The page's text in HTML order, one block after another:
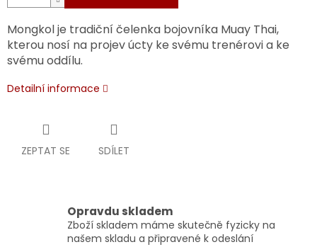
Mongkol je tradiční čelenka bojovníka Muay Thai,
kterou nosí na projev úcty ke svému trenérovi a ke
svému oddílu.
Detailní informace
ZEPTAT SE SDÍLET
Opravdu skladem
Zboží skladem máme skutečně fyzicky na
našem skladu a připravené k odeslání